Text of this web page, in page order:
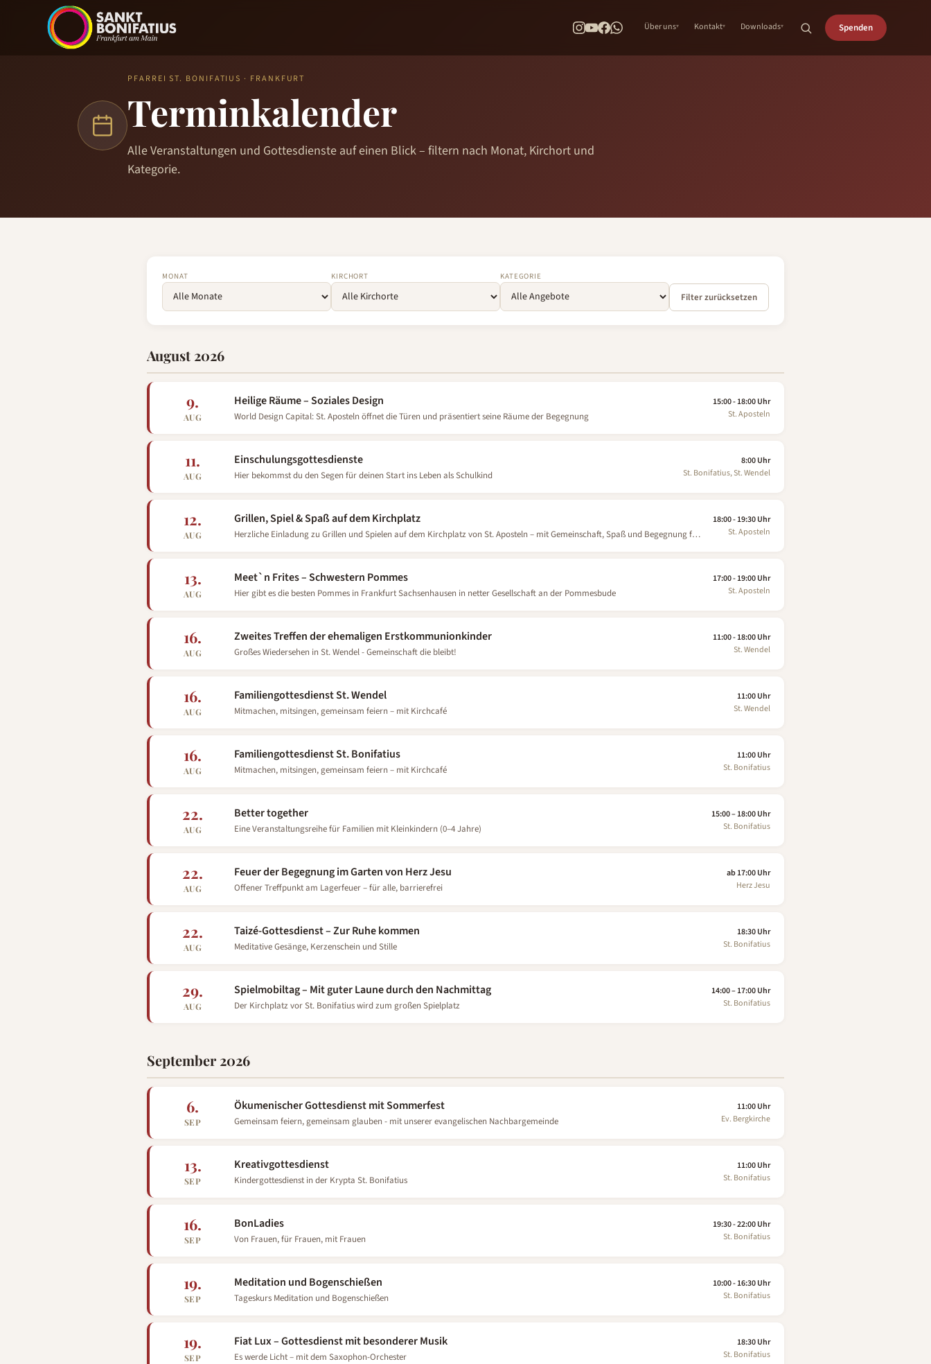
Über uns Kontakt Downloads Spenden
PFARREI ST. BONIFATIUS · FRANKFURT
Terminkalender
Alle Veranstaltungen und Gottesdienste auf einen Blick – filtern nach Monat, Kirchort und
Kategorie.
MONAT KIRCHORT KATEGORIE
Filter zurücksetzen
August 2026
9.
AUG
Heilige Räume – Soziales Design
World Design Capital: St. Aposteln öffnet die Türen und präsentiert seine Räume der Begegnung
15:00 - 18:00 Uhr
St. Aposteln
11.
AUG
Einschulungsgottesdienste
Hier bekommst du den Segen für deinen Start ins Leben als Schulkind
8:00 Uhr
St. Bonifatius, St. Wendel
12.
AUG
Grillen, Spiel & Spaß auf dem Kirchplatz
Herzliche Einladung zu Grillen und Spielen auf dem Kirchplatz von St. Aposteln – mit Gemeinschaft, Spaß und Begegnung für
18:00 - 19:30 Uhr
St. Aposteln
13.
AUG
Meet`n Frites – Schwestern Pommes
Hier gibt es die besten Pommes in Frankfurt Sachsenhausen in netter Gesellschaft an der Pommesbude
17:00 - 19:00 Uhr
St. Aposteln
16.
AUG
Zweites Treffen der ehemaligen Erstkommunionkinder
Großes Wiedersehen in St. Wendel - Gemeinschaft die bleibt!
11:00 - 18:00 Uhr
St. Wendel
16.
AUG
Familiengottesdienst St. Wendel
Mitmachen, mitsingen, gemeinsam feiern – mit Kirchcafé
11:00 Uhr
St. Wendel
16.
AUG
Familiengottesdienst St. Bonifatius
Mitmachen, mitsingen, gemeinsam feiern – mit Kirchcafé
11:00 Uhr
St. Bonifatius
22.
AUG
Better together
Eine Veranstaltungsreihe für Familien mit Kleinkindern (0–4 Jahre)
15:00 – 18:00 Uhr
St. Bonifatius
22.
AUG
Feuer der Begegnung im Garten von Herz Jesu
Offener Treffpunkt am Lagerfeuer – für alle, barrierefrei
ab 17:00 Uhr
Herz Jesu
22.
AUG
Taizé-Gottesdienst – Zur Ruhe kommen
Meditative Gesänge, Kerzenschein und Stille
18:30 Uhr
St. Bonifatius
29.
AUG
Spielmobiltag – Mit guter Laune durch den Nachmittag
Der Kirchplatz vor St. Bonifatius wird zum großen Spielplatz
14:00 – 17:00 Uhr
St. Bonifatius
September 2026
6.
SEP
Ökumenischer Gottesdienst mit Sommerfest
Gemeinsam feiern, gemeinsam glauben - mit unserer evangelischen Nachbargemeinde
11:00 Uhr
Ev. Bergkirche
13.
SEP
Kreativgottesdienst
Kindergottesdienst in der Krypta St. Bonifatius
11:00 Uhr
St. Bonifatius
16.
SEP
BonLadies
Von Frauen, für Frauen, mit Frauen
19:30 - 22:00 Uhr
St. Bonifatius
19.
SEP
Meditation und Bogenschießen
Tageskurs Meditation und Bogenschießen
10:00 - 16:30 Uhr
St. Bonifatius
19.
SEP
Fiat Lux – Gottesdienst mit besonderer Musik
Es werde Licht – mit dem Saxophon-Orchester
18:30 Uhr
St. Bonifatius